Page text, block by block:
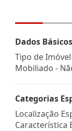
Dados Básicos
Tipo de
Mobiliado -
Categorias
Localização
Característica